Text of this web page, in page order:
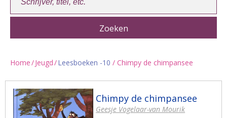
Home/Jeugd/Leesboeken -10 / Chimpy de chimpansee
Chimpy de chimpansee
Geesje Vogelaar-van Mourik